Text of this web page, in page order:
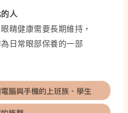
人
睛健康需要長期維持，
日常眼部保養的一部